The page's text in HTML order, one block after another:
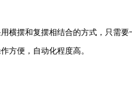
横摆和复摆相结合的方式，只需要
方便，自动化程度高。